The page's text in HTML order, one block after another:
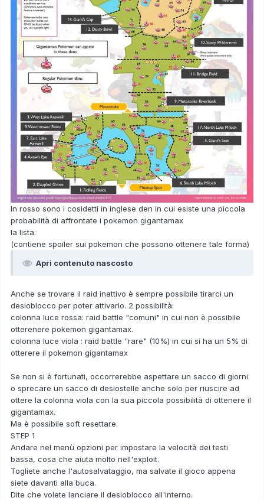
In rosso sono i cosidetti in inglese den in cui esiste una piccola
probabilità di affrontate i pokemon gigantamax
la lista:
(contiene spoiler sui pokemon che possono ottenere tale forma)
Apri contenuto nascosto
Anche se trovare il raid inattivo è sempre possibile tirarci un
desioblocco per poter attivarlo. 2 possibilità:
colonna luce rossa: raid battle "comuni" in cui non è possibile
otterenere pokemon gigantamax.
colonna luce viola : raid battle "rare" (10%) in cui si ha un 5% di
otterere il pokemon gigantamax
Se non si è fortunati, occorrerebbe aspettare un sacco di giorni
o sprecare un sacco di desiostelle anche solo per riuscire ad
ottere la colonna viola con la sua piccola possibilità di ottenere il
gigantamax.
Ma è possibile soft resettare.
STEP 1
Andare nel menù opzioni per impostare la velocità dei testi
bassa, cosa che aiuta molto nell'exploit.
Togliete anche l'autosalvataggio, ma salvate il gioco appena
siete davanti alla buca.
Dite che volete lanciare il desioblocco all'interno.